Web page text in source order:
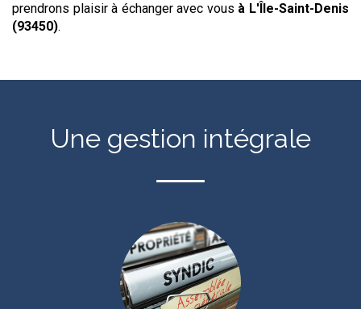
prendrons plaisir à échanger avec vous à L'Île-Saint-Denis
(93450).
Une gestion intégrale